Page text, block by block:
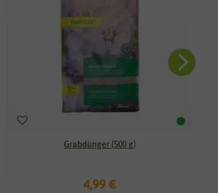
Grabdünger (500 g)
4,99 €